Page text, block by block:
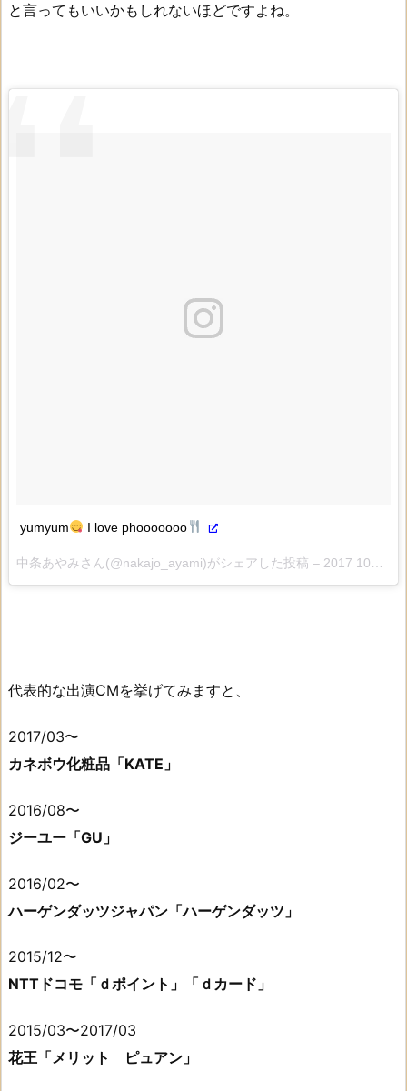
と言ってもいいかもしれないほどですよね。
yumyum I love phooooooo
中条あやみさん(@nakajo_ayami)がシェアした投稿 – 2017 10月 18 5:04午前 PDT
代表的な出演CMを挙げてみますと、
2017/03〜
カネボウ化粧品「KATE」
2016/08〜
ジーユー「GU」
2016/02〜
ハーゲンダッツジャパン「ハーゲンダッツ」
2015/12〜
NTTドコモ「ｄポイント」「ｄカード」
2015/03〜2017/03
花王「メリット ピュアン」